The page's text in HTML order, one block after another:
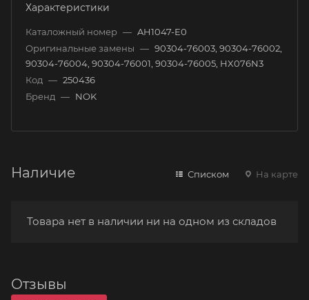
Характеристики
Каталожный номер — AH1047-E0
Оригинальные замены — 90304-76003, 90304-76002,
90304-76004, 90304-76001, 90304-76005, HX076N3
Код — 250436
Бренд — NOK
Наличие Списком На карте
Товара нет в наличии ни на одном из складов
Отзывы